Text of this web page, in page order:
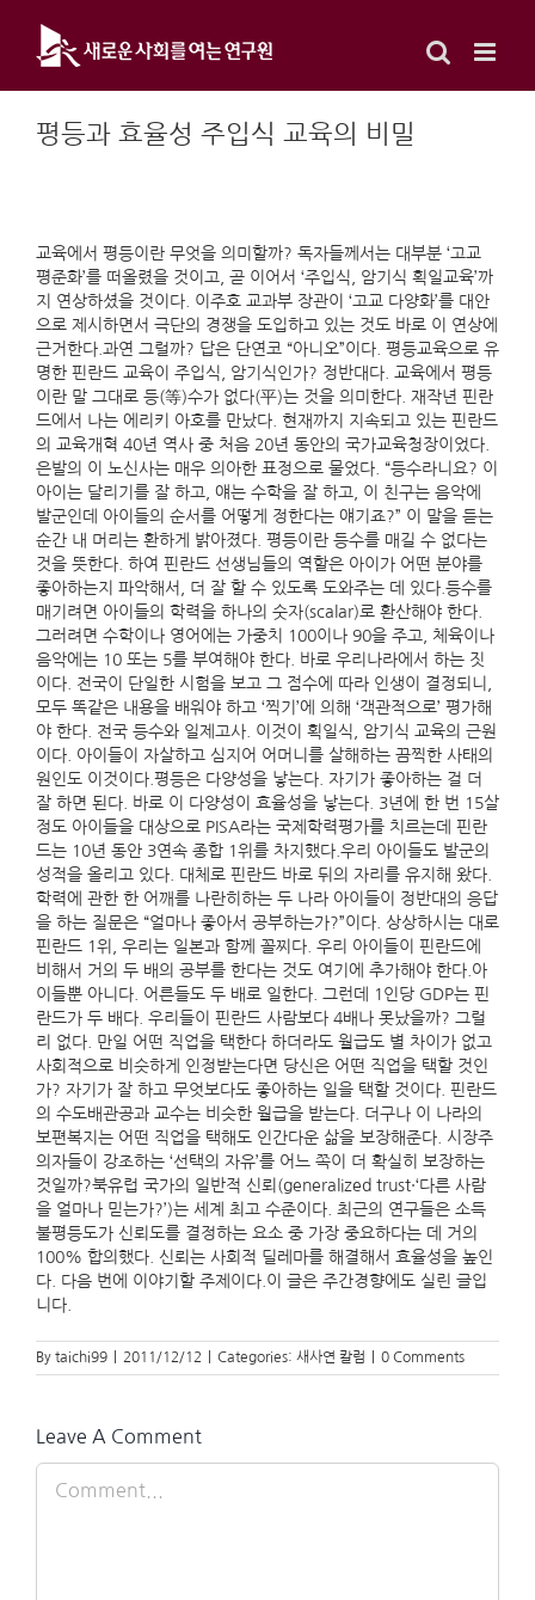
content
평등과 효율성 주입식 교육의 비밀
교육에서 평등이란 무엇을 의미할까? 독자들께서는 대부분 ‘고교
평준화’를 떠올렸을 것이고, 곧 이어서 ‘주입식, 암기식 획일교육’까
지 연상하셨을 것이다. 이주호 교과부 장관이 ‘고교 다양화’를 대안
으로 제시하면서 극단의 경쟁을 도입하고 있는 것도 바로 이 연상에
근거한다.과연 그럴까? 답은 단연코 “아니오”이다. 평등교육으로 유
명한 핀란드 교육이 주입식, 암기식인가? 정반대다. 교육에서 평등
이란 말 그대로 등(等)수가 없다(平)는 것을 의미한다. 재작년 핀란
드에서 나는 에리키 아호를 만났다. 현재까지 지속되고 있는 핀란드
의 교육개혁 40년 역사 중 처음 20년 동안의 국가교육청장이었다.
은발의 이 노신사는 매우 의아한 표정으로 물었다. “등수라니요? 이
아이는 달리기를 잘 하고, 얘는 수학을 잘 하고, 이 친구는 음악에
발군인데 아이들의 순서를 어떻게 정한다는 얘기죠?” 이 말을 듣는
순간 내 머리는 환하게 밝아졌다. 평등이란 등수를 매길 수 없다는
것을 뜻한다. 하여 핀란드 선생님들의 역할은 아이가 어떤 분야를
좋아하는지 파악해서, 더 잘 할 수 있도록 도와주는 데 있다.등수를
매기려면 아이들의 학력을 하나의 숫자(scalar)로 환산해야 한다.
그러려면 수학이나 영어에는 가중치 100이나 90을 주고, 체육이나
음악에는 10 또는 5를 부여해야 한다. 바로 우리나라에서 하는 짓
이다. 전국이 단일한 시험을 보고 그 점수에 따라 인생이 결정되니,
모두 똑같은 내용을 배워야 하고 ‘찍기’에 의해 ‘객관적으로’ 평가해
야 한다. 전국 등수와 일제고사. 이것이 획일식, 암기식 교육의 근원
이다. 아이들이 자살하고 심지어 어머니를 살해하는 끔찍한 사태의
원인도 이것이다.평등은 다양성을 낳는다. 자기가 좋아하는 걸 더
잘 하면 된다. 바로 이 다양성이 효율성을 낳는다. 3년에 한 번 15살
정도 아이들을 대상으로 PISA라는 국제학력평가를 치르는데 핀란
드는 10년 동안 3연속 종합 1위를 차지했다.우리 아이들도 발군의
성적을 올리고 있다. 대체로 핀란드 바로 뒤의 자리를 유지해 왔다.
학력에 관한 한 어깨를 나란히하는 두 나라 아이들이 정반대의 응답
을 하는 질문은 “얼마나 좋아서 공부하는가?”이다. 상상하시는 대로
핀란드 1위, 우리는 일본과 함께 꼴찌다. 우리 아이들이 핀란드에
비해서 거의 두 배의 공부를 한다는 것도 여기에 추가해야 한다.아
이들뿐 아니다. 어른들도 두 배로 일한다. 그런데 1인당 GDP는 핀
란드가 두 배다. 우리들이 핀란드 사람보다 4배나 못났을까? 그럴
리 없다. 만일 어떤 직업을 택한다 하더라도 월급도 별 차이가 없고
사회적으로 비슷하게 인정받는다면 당신은 어떤 직업을 택할 것인
가? 자기가 잘 하고 무엇보다도 좋아하는 일을 택할 것이다. 핀란드
의 수도배관공과 교수는 비슷한 월급을 받는다. 더구나 이 나라의
보편복지는 어떤 직업을 택해도 인간다운 삶을 보장해준다. 시장주
의자들이 강조하는 ‘선택의 자유’를 어느 쪽이 더 확실히 보장하는
것일까?북유럽 국가의 일반적 신뢰(generalized trust·‘다른 사람
을 얼마나 믿는가?’)는 세계 최고 수준이다. 최근의 연구들은 소득
불평등도가 신뢰도를 결정하는 요소 중 가장 중요하다는 데 거의
100% 합의했다. 신뢰는 사회적 딜레마를 해결해서 효율성을 높인
다. 다음 번에 이야기할 주제이다.이 글은 주간경향에도 실린 글입
니다.
By taichi99 2011/12/12 Categories: 새사연 칼럼 0 Comments
Leave A Comment